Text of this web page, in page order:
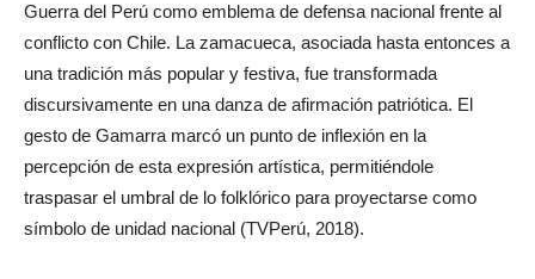
Guerra del Perú como emblema de defensa nacional frente al
conflicto con Chile. La zamacueca, asociada hasta entonces a
una tradición más popular y festiva, fue transformada
discursivamente en una danza de afirmación patriótica. El
gesto de Gamarra marcó un punto de inflexión en la
percepción de esta expresión artística, permitiéndole
traspasar el umbral de lo folklórico para proyectarse como
símbolo de unidad nacional (TVPerú, 2018).